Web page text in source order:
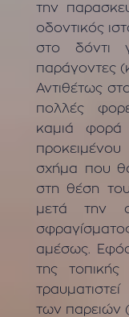
την
οδοντικός
στο δόντι
παράγοντες
Αντιθέτως
πολλές
καμιά φορά
σχήμα που
στη θέση
μετά την
αμέσως.
της
των παρειών